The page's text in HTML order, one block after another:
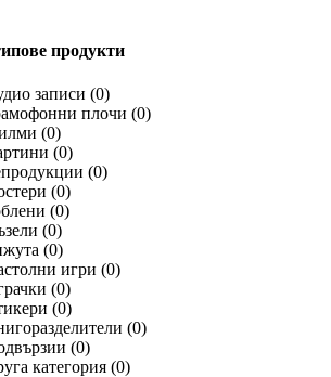
продукти
записи (0)
плочи (0)
(0)
(0)
(0)
(0)
(0)
(0)
(0)
игри (0)
(0)
(0)
(0)
(0)
категория (0)